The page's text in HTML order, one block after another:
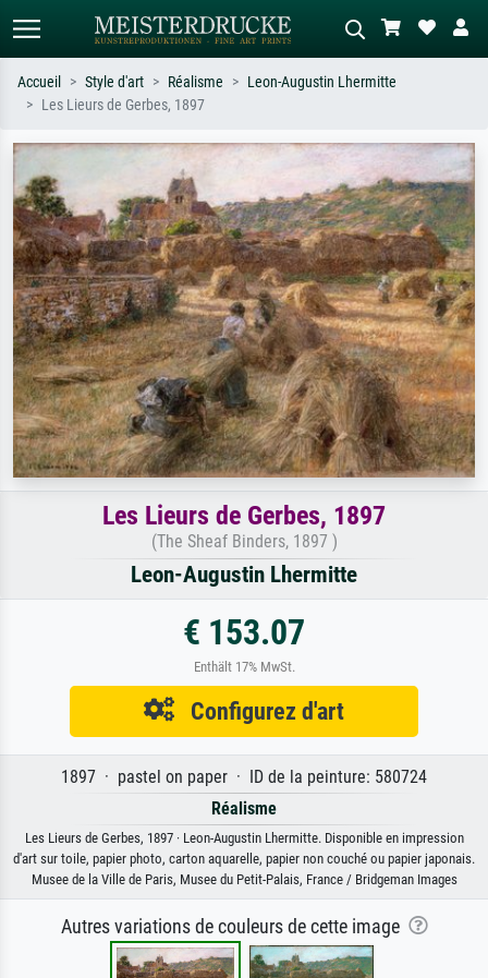
Recherchez par artiste, titre ou style –
ex. Monet, Nuit étoilée,
impressionnisme, vague de Hokusai,
nu.
Décrivez la scène – ex. prairie verte,
abstrait avec beaucoup de rouge,
tableau sombre, nu debout près d'un
arbre.
Accueil Style d'art Réalisme
Leon-Augustin Lhermitte
Les Lieurs de Gerbes, 1897
Les Lieurs de Gerbes, 1897
(The Sheaf Binders, 1897 )
Leon-Augustin Lhermitte
€ 153.07
Enthält 17% MwSt.
Configurez d'art
1897 · pastel on paper · ID de la peinture: 580724
Réalisme
Les Lieurs de Gerbes, 1897 · Leon-Augustin Lhermitte. Disponible en impression
d'art sur toile, papier photo, carton aquarelle, papier non couché ou papier japonais.
Musee de la Ville de Paris, Musee du Petit-Palais, France / Bridgeman Images
Autres variations de couleurs de cette image